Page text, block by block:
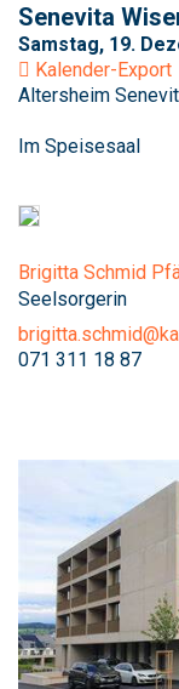
Senevita
Samstag, 19.
Kalender-Export
Altersheim
Im Speisesaal
Brigitta Schmid
Seelsorgerin
071 311 18 87